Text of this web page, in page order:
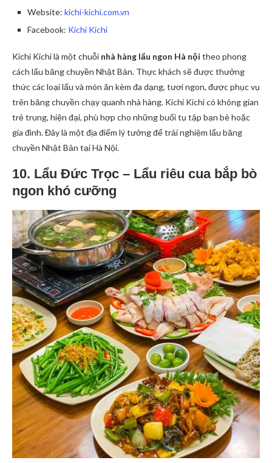
Website: kichi-kichi.com.vn
Facebook: Kichi Kichi
Kichi Kichi là một chuỗi nhà hàng lẩu ngon Hà nội theo phong
cách lẩu băng chuyền Nhật Bản. Thực khách sẽ được thưởng
thức các loại lẩu và món ăn kèm đa dạng, tươi ngon, được phục vụ
trên băng chuyền chạy quanh nhà hàng. Kichi Kichi có không gian
trẻ trung, hiện đại, phù hợp cho những buổi tụ tập bạn bè hoặc
gia đình. Đây là một địa điểm lý tưởng để trải nghiệm lẩu băng
chuyền Nhật Bản tại Hà Nội.
10. Lẩu Đức Trọc – Lẩu riêu cua bắp bò
ngon khó cưỡng